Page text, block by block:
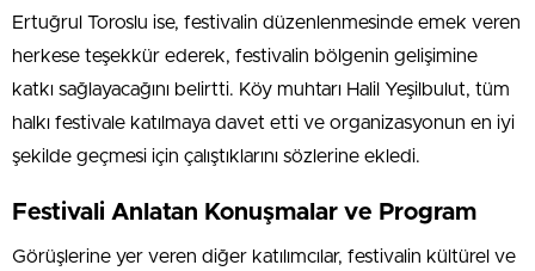
Ertuğrul Toroslu ise, festivalin düzenlenmesinde emek veren
herkese teşekkür ederek, festivalin bölgenin gelişimine
katkı sağlayacağını belirtti. Köy muhtarı Halil Yeşilbulut, tüm
halkı festivale katılmaya davet etti ve organizasyonun en iyi
şekilde geçmesi için çalıştıklarını sözlerine ekledi.
Festivali Anlatan Konuşmalar ve Program
Görüşlerine yer veren diğer katılımcılar, festivalin kültürel ve